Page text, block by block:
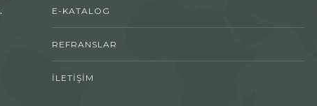
E-KATALOG
REFRANSLAR
İLETİŞİM